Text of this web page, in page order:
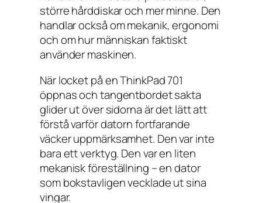
större hårddiskar och mer minne. Den
handlar också om mekanik, ergonomi
och om hur människan faktiskt
använder maskinen.
När locket på en ThinkPad 701
öppnas och tangentbordet sakta
glider ut över sidorna är det lätt att
förstå varför datorn fortfarande
väcker uppmärksamhet. Den var inte
bara ett verktyg. Den var en liten
mekanisk föreställning – en dator
som bokstavligen vecklade ut sina
vingar.